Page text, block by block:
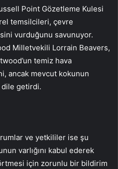
Point Gözetleme Kulesi
temsilcileri, çevre
vurduğunu savunuyor.
Milletvekili Lorrain Beavers,
temiz hava
ancak mevcut kokunun
dile getirdi.
ve yetkililer ise şu
varlığını kabul ederek
için zorunlu bir bildirim